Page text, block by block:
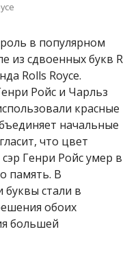
в популярном
из сдвоенных букв R
Rolls Royce.
Ройс и Чарльз
красные
начальные
что цвет
Генри Ройс умер в
память. В
стали в
обоих
большей